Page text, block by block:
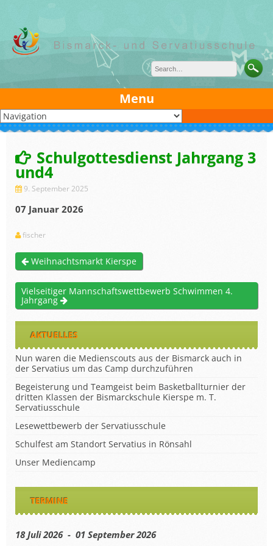
content
Menu
Schulgottesdienst Jahrgang 3
und4
9. September 2025
07 Januar 2026
fischer
Weihnachtsmarkt Kierspe
Vielseitiger Mannschaftswettbewerb Schwimmen 4.
Jahrgang
AKTUELLES
Nun waren die Medienscouts aus der Bismarck auch in
der Servatius um das Camp durchzuführen
Begeisterung und Teamgeist beim Basketballturnier der
dritten Klassen der Bismarckschule Kierspe m. T.
Servatiusschule
Lesewettbewerb der Servatiusschule
Schulfest am Standort Servatius in Rönsahl
Unser Mediencamp
TERMINE
18 Juli 2026 - 01 September 2026